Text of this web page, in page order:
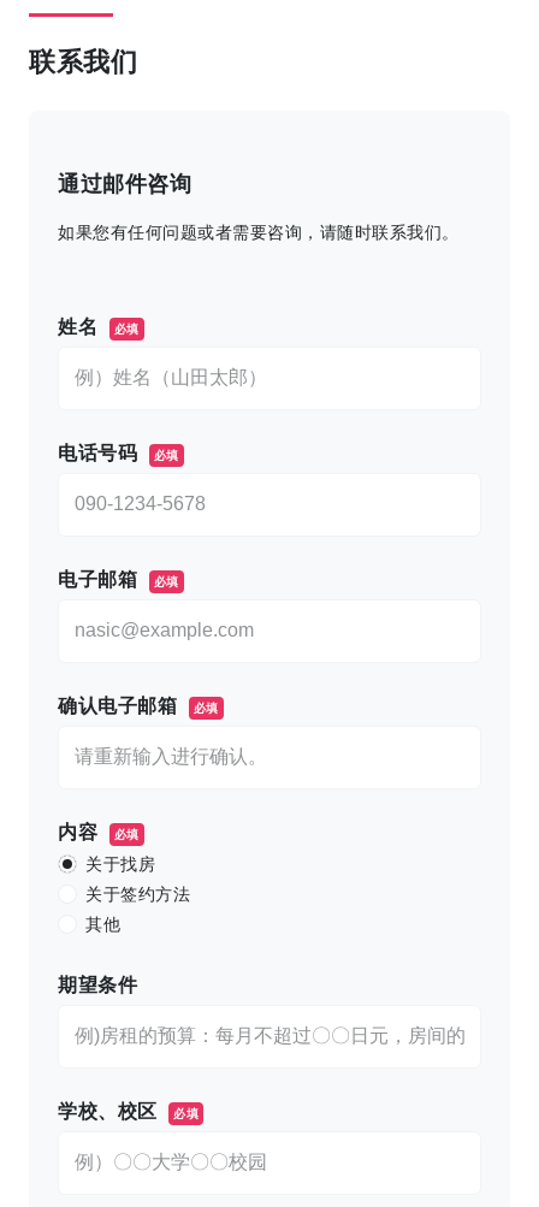
联系我们
通过邮件咨询
如果您有任何问题或者需要咨询，请随时联系我们。
姓名 必填
电话号码 必填
电子邮箱 必填
确认电子邮箱 必填
内容 必填
关于找房
关于签约方法
其他
期望条件
学校、校区 必填